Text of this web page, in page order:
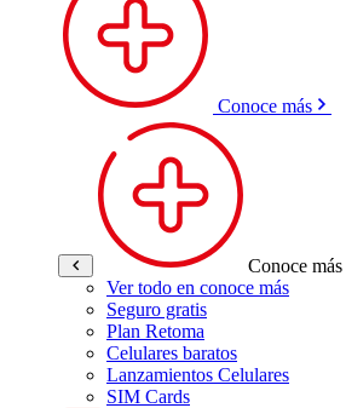
Conoce más
Conoce más
Ver todo en conoce más
Seguro gratis
Plan Retoma
Celulares baratos
Lanzamientos Celulares
SIM Cards